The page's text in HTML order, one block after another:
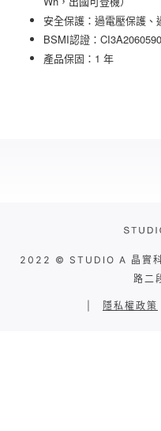
安全保護：過電壓保護
BSMI認證：
產品保固：1 年
2022 © STUDIO A 晶實科
路二
隱私權政策